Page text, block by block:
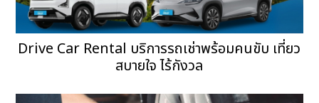
Drive Car Rental บริการรถเช่าพร้อมคนขับ เที่ยว
สบายใจ ไร้กังวล